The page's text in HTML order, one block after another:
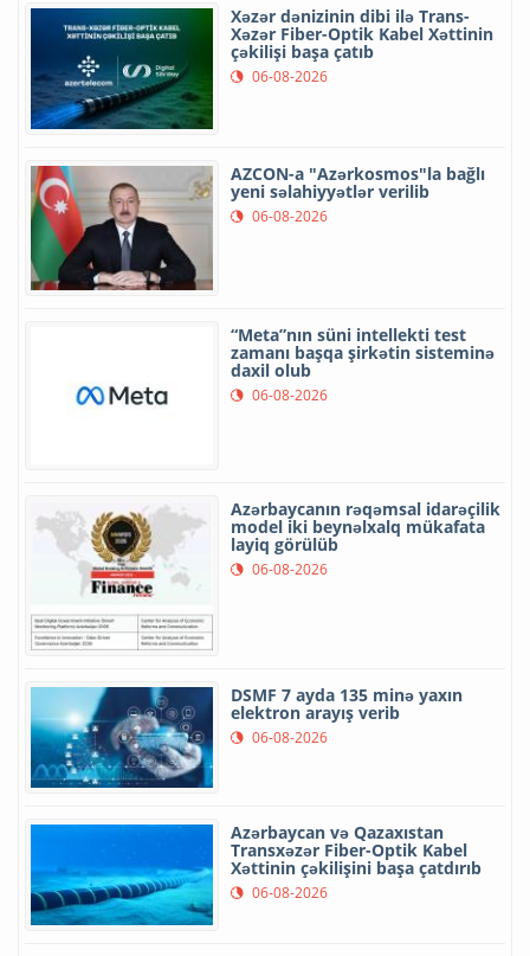
Xəzər dənizinin dibi ilə Trans-
Xəzər Fiber-Optik Kabel Xəttinin
çəkilişi başa çatıb
06-08-2026
AZCON-a "Azərkosmos"la bağlı
yeni səlahiyyətlər verilib
06-08-2026
“Meta”nın süni intellekti test
zamanı başqa şirkətin sisteminə
daxil olub
06-08-2026
Azərbaycanın rəqəmsal idarəçilik
model iki beynəlxalq mükafata
layiq görülüb
06-08-2026
DSMF 7 ayda 135 minə yaxın
elektron arayış verib
06-08-2026
Azərbaycan və Qazaxıstan
Transxəzər Fiber-Optik Kabel
Xəttinin çəkilişini başa çatdırıb
06-08-2026